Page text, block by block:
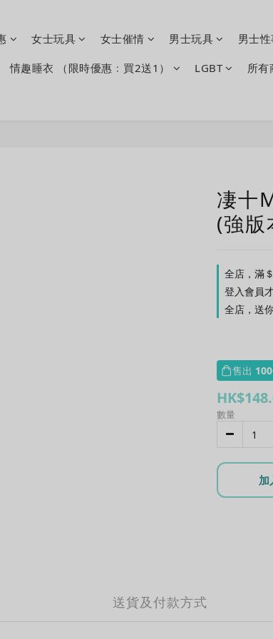
女士玩具 女士催情 男士玩具 男士
情趣睡衣 （限時優惠﹕買2送1） LGBT 所有
凄十
(強版
全店，滿
登入會員才
全店，送
售出
數量
加
送貨及付款方式